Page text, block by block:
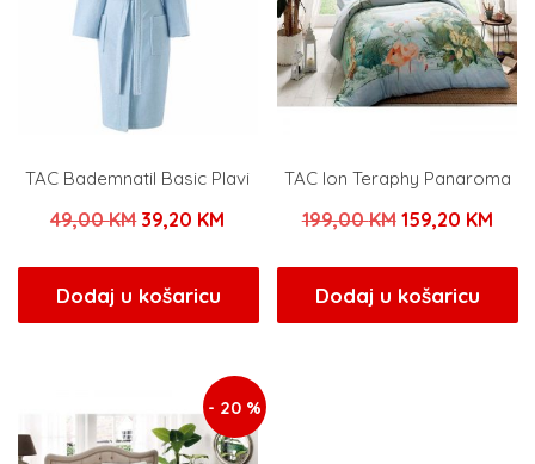
TAC Bademnatil Basic Plavi
49,00KM Izvorna
bila
je:
39,20 KM Trenutna
39,20 KM.
Dodaj u košaricu
TAC Ion Teraphy Panaroma
199,00KM Izvorna
bila
je:
159,20 KM
Dodaj u košaricu
- 20 %